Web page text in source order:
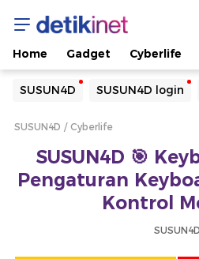
Home Gadget Cyberlife
SUSUN4D SUSUN4D login
Yang sedang ramai dicari
Loading...
Loading...
SUSUN4D Cyberlife
SUSUN4D 🎯
Pengaturan
Kontrol
SUSUN4D